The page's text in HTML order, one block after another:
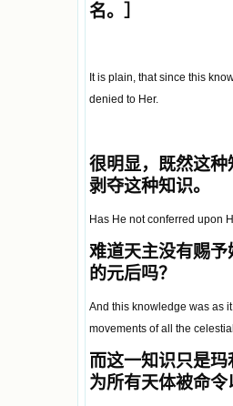
名。
It is plain, that since this
denied to Her.
很明显，既然这
剥夺这种知识。
Has He not conferred upon
难道天主没有赐
的元后吗？
And this knowledge was as
movements of all the
而这一知识只是
为所有天体被命